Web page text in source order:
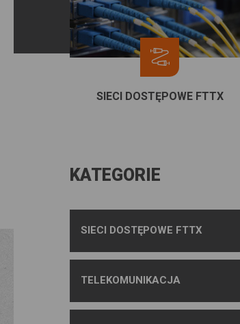
SIECI DOSTĘPOWE FTTX
KATEGORIE
SIECI DOSTĘPOWE FTTX
TELEKOMUNIKACJA